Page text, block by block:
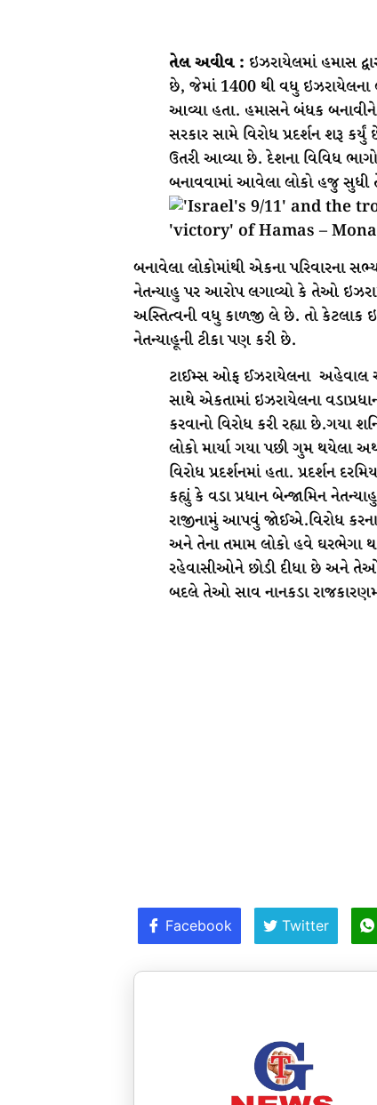
તેલ અવીવ : ઇઝરાયેલમાં હમાસ
છે, જેમાં 1400 થી વધુ ઇઝરાયેલના
આવ્યા હતા. હમાસને બંધક બનાવીને
સરકાર સામે વિરોધ પ્રદર્શન શરૂ
ઉતરી આવ્યા છે. દેશના વિવિધ
બનાવવામાં આવેલા લોકો હજુ સુધી
બનાવેલા લોકોમાંથી એકના પરિવારના
નેતન્યાહુ પર આરોપ લગાવ્યો કે તેઓ
અસ્તિત્વની વધુ કાળજી લે છે. તો કેટલાક
નેતન્યાહૂની ટીકા પણ કરી છે.
ટાઈમ્સ ઓફ ઈઝરાયેલના અહેવાલ
સાથે એકતામાં ઇઝરાયેલના
કરવાનો વિરોધ કરી રહ્યા છે.ગયા
લોકો માર્યા ગયા પછી ગુમ થયેલા
વિરોધ પ્રદર્શનમાં હતા. પ્રદર્શન
કહ્યું કે વડા પ્રધાન બેન્જામિન
રાજીનામું આપવું જોઈએ.વિરોધ
અને તેના તમામ લોકો હવે
રહેવાસીઓને છોડી દીધા છે અને
બદલે તેઓ સાવ નાનકડા
Facebook Twitter